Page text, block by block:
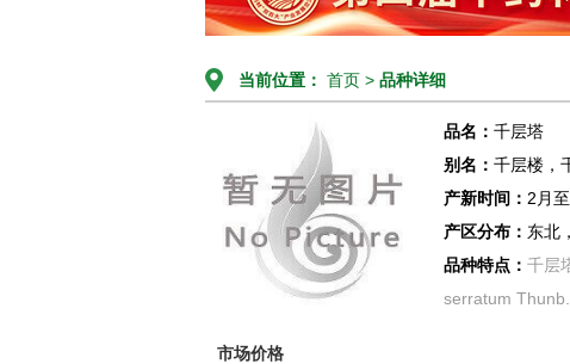
当前位置： 首页 > 品种详细
品名： 千层塔
别名： 千层楼，
产新时间： 2月
产区分布： 东北
品种特点： 千层
serratum Thunb.
市场价格